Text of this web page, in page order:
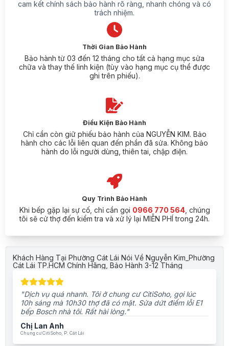
cam kết chính sách bảo hành rõ ràng, nhanh chóng và có
trách nhiệm.
Thời Gian Bảo Hành
Bảo hành từ 03 đến 12 tháng cho tất cả hạng mục sửa
chữa và thay thế linh kiện (tùy vào hạng mục cụ thể được
ghi trên phiếu).
Điều Kiện Bảo Hành
Chỉ cần còn giữ phiếu bảo hành của NGUYỄN KIM. Bảo
hành cho các lỗi liên quan đến phần đã sửa. Không bảo
hành do lỗi người dùng, thiên tai, chập điện.
Quy Trình Bảo Hành
Khi bếp gặp lại sự cố, chỉ cần gọi 0966 770 564, chúng
tôi sẽ cử thợ đến kiểm tra và xử lý lại MIỄN PHÍ trong 24h.
Khách Hàng Tại Phường Cát Lái Nói Về Nguyễn Kim_Phường
Cát Lái TP.HCM Chính Hãng, Bảo Hành 3-12 Tháng
"Dịch vụ quá nhanh. Tôi ở chung cư CitiSoho, gọi lúc
10h sáng mà 10h30 thợ đã có mặt. Sửa dứt điểm lỗi E1
bếp Bosch nhà tôi. Rất hài lòng."
Chị Lan Anh
Chung cư CitiSoho, P. Cát Lái